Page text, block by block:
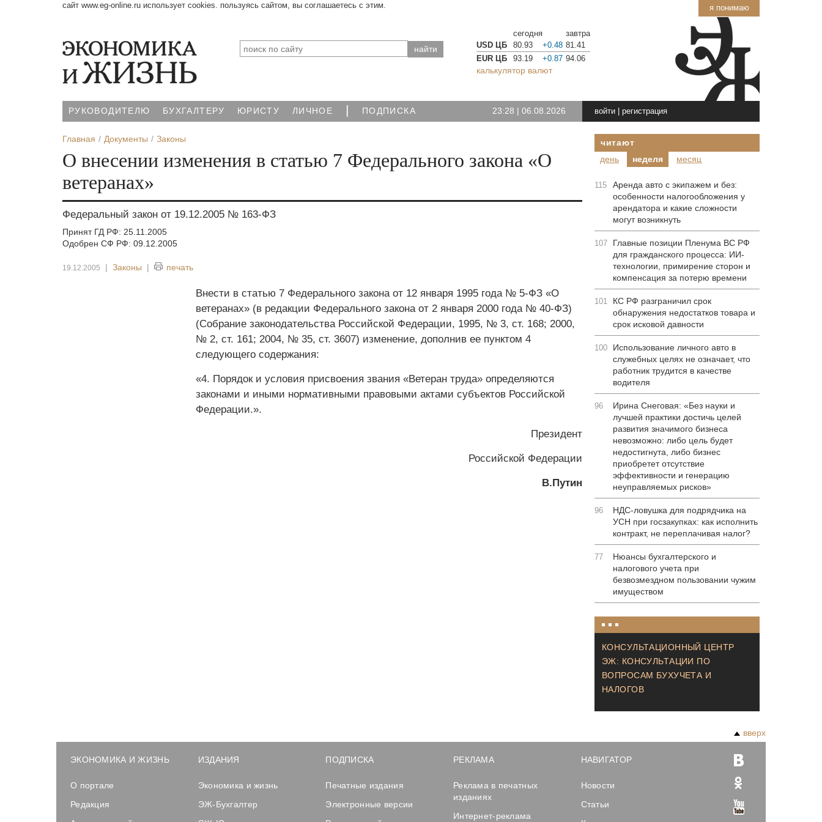
я понимаю
сайт www.eg-online.ru использует cookies. пользуясь сайтом, вы соглашаетесь с этим.
сегодня
завтра
USD ЦБ
80.93 +0.48 81.41
EUR ЦБ
93.19 +0.87 94.06
калькулятор валют
РУКОВОДИТЕЛЮ БУХГАЛТЕРУ ЮРИСТУ ЛИЧНОЕ | ПОДПИСКА 23:28 | 06.08.2026 войти| регистрация
Главная Документы Законы
О внесении изменения в статью 7 Федерального закона «О
ветеранах»
Федеральный закон от 19.12.2005 № 163-ФЗ
Принят ГД РФ: 25.11.2005
Одобрен СФ РФ: 09.12.2005
19.12.2005 | Законы | печать
Внести в статью 7 Федерального закона от 12 января 1995 года № 5-ФЗ «О
ветеранах» (в редакции Федерального закона от 2 января 2000 года № 40-ФЗ)
(Собрание законодательства Российской Федерации, 1995, № 3, ст. 168; 2000,
№ 2, ст. 161; 2004, № 35, ст. 3607) изменение, дополнив ее пунктом 4
следующего содержания:
«4. Порядок и условия присвоения звания «Ветеран труда» определяются
законами и иными нормативными правовыми актами субъектов Российской
Федерации.».
Президент
Российской Федерации
В.Путин
читают
день
неделя месяц
115
Аренда авто с экипажем и без:
особенности налогообложения у
арендатора и какие сложности
могут возникнуть
107
Главные позиции Пленума ВС РФ
для гражданского процесса: ИИ-
технологии, примирение сторон и
компенсация за потерю времени
101
КС РФ разграничил срок
обнаружения недостатков товара и
срок исковой давности
100
Использование личного авто в
служебных целях не означает, что
работник трудится в качестве
водителя
96
Ирина Снеговая: «Без науки и
лучшей практики достичь целей
развития значимого бизнеса
невозможно: либо цель будет
недостигнута, либо бизнес
приобретет отсутствие
эффективности и генерацию
неуправляемых рисков»
96
НДС-ловушка для подрядчика на
УСН при госзакупках: как исполнить
контракт, не переплачивая налог?
77
Нюансы бухгалтерского и
налогового учета при
безвозмездном пользовании чужим
имуществом
КОНСУЛЬТАЦИОННЫЙ ЦЕНТР
ЭЖ: КОНСУЛЬТАЦИИ ПО
ВОПРОСАМ БУХУЧЕТА И
НАЛОГОВ
вверх
ЭКОНОМИКА И ЖИЗНЬ
О портале
Редакция
ИЗДАНИЯ
Экономика и жизнь
ЭЖ-Бухгалтер
ПОДПИСКА
Печатные издания
Электронные версии
РЕКЛАМА
Реклама в печатных
изданиях
Интернет-реклама
НАВИГАТОР
Новости
Статьи